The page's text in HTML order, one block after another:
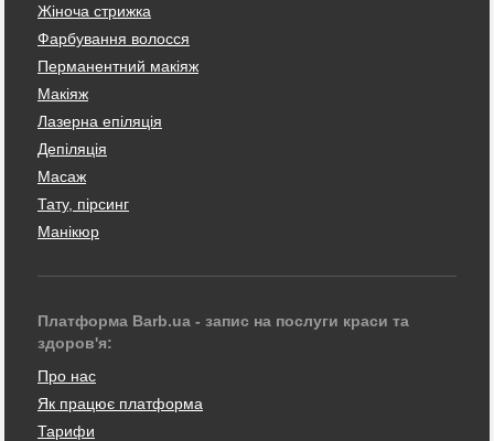
Жіноча стрижка
Фарбування волосся
Перманентний макіяж
Макіяж
Лазерна епіляція
Депіляція
Масаж
Тату, пірсинг
Манікюр
Платформа Barb.ua - запис на послуги краси та
здоров'я:
Про нас
Як працює платформа
Тарифи